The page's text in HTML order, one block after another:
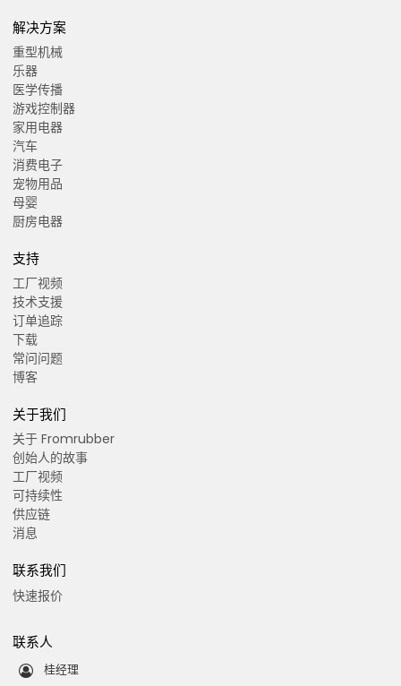
解决方案
重型机械
乐器
医学传播
游戏控制器
家用电器
汽车
消费电子
宠物用品
母婴
厨房电器
支持
工厂视频
技术支援
订单追踪
下载
常问问题
博客
关于我们
关于 Fromrubber
创始人的故事
工厂视频
可持续性
供应链
消息
联系我们
快速报价
联系人
桂经理